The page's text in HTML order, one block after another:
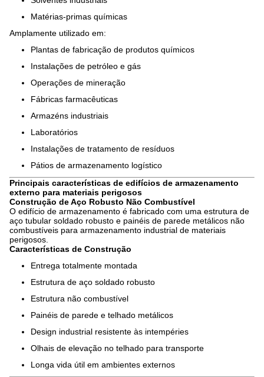
Matérias-primas químicas
Amplamente utilizado em:
Plantas de fabricação de produtos químicos
Instalações de petróleo e gás
Operações de mineração
Fábricas farmacêuticas
Armazéns industriais
Laboratórios
Instalações de tratamento de resíduos
Pátios de armazenamento logístico
Principais características de edifícios de armazenamento
externo para materiais perigosos
Construção de Aço Robusto Não Combustível
O edifício de armazenamento é fabricado com uma estrutura de
aço tubular soldado robusto e painéis de parede metálicos não
combustíveis para armazenamento industrial de materiais
perigosos.
Características de Construção
Entrega totalmente montada
Estrutura de aço soldado robusto
Estrutura não combustível
Painéis de parede e telhado metálicos
Design industrial resistente às intempéries
Olhais de elevação no telhado para transporte
Longa vida útil em ambientes externos